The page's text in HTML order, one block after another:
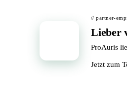
// partner-
Lieber
ProAuris
Jetzt zum